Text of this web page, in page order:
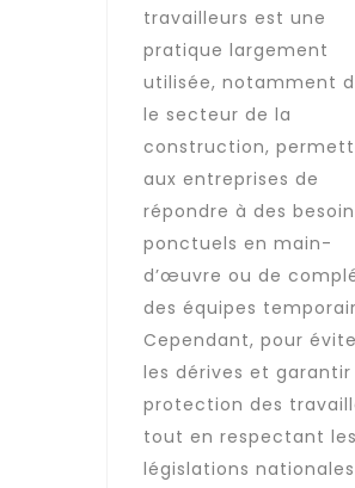
travailleurs est une
pratique largement
utilisée, notamment
le secteur de la
construction,
aux entreprises de
répondre à des
ponctuels en main-
d’œuvre ou de
des équipes
Cependant, pour
les dérives et garantir
protection des
tout en respectant les
législations